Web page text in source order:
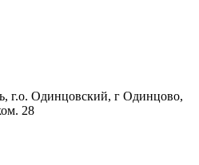
г.о. Одинцовский, г Одинцово,
28